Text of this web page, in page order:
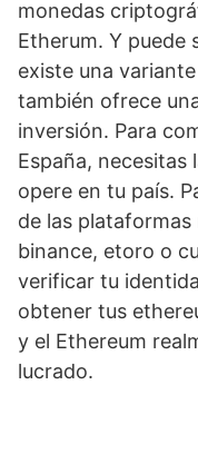
monedas
Etherum. Y puede
existe una
también ofrece
inversión. Para
España, necesitas
opere en tu país.
de las
binance, etoro o
verificar tu
obtener tus
y el Ethereum
lucrado.